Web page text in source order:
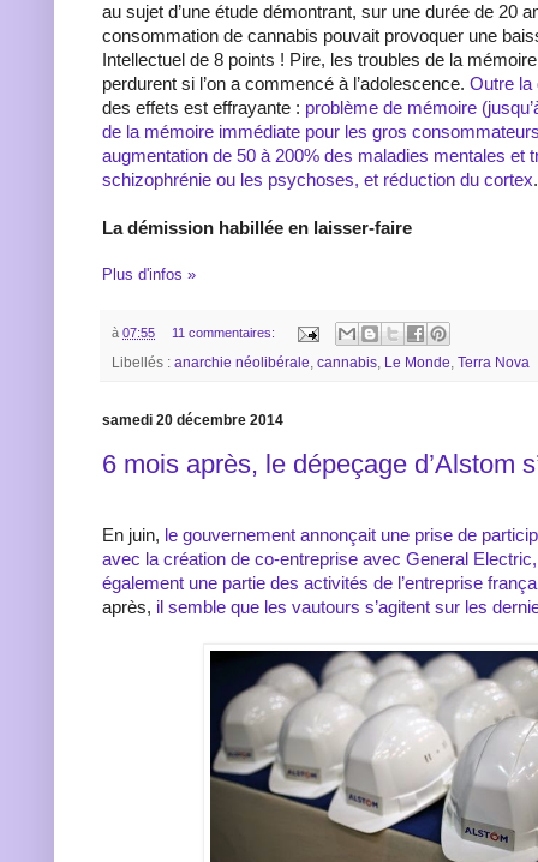
au sujet d’une étude démontrant, sur une durée de 20
consommation de cannabis pouvait provoquer une
Intellectuel de 8 points ! Pire, les troubles de la mémoire
perdurent si l’on a commencé à l’adolescence. Outre la
des effets est effrayante : problème de mémoire
de la mémoire immédiate pour les gros
augmentation de 50 à 200% des maladies mentales et
schizophrénie ou les psychoses, et réduction du cortex.
La démission habillée en laisser-faire
Plus d'infos »
à 07:55 11 commentaires:
Libellés : anarchie néolibérale, cannabis, Le Monde, Terra Nova
samedi 20 décembre 2014
6 mois après, le dépeçage d’Alstom
En juin, le gouvernement annonçait une prise de
avec la création de co-entreprise avec General
également une partie des activités de l’entreprise
après, il semble que les vautours s’agitent sur les